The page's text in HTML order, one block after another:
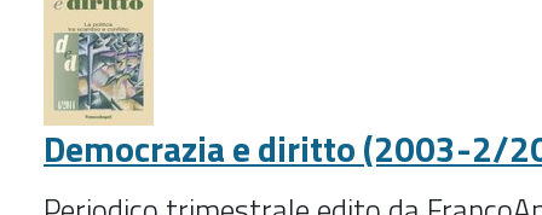
Democrazia e diritto (2003-2/